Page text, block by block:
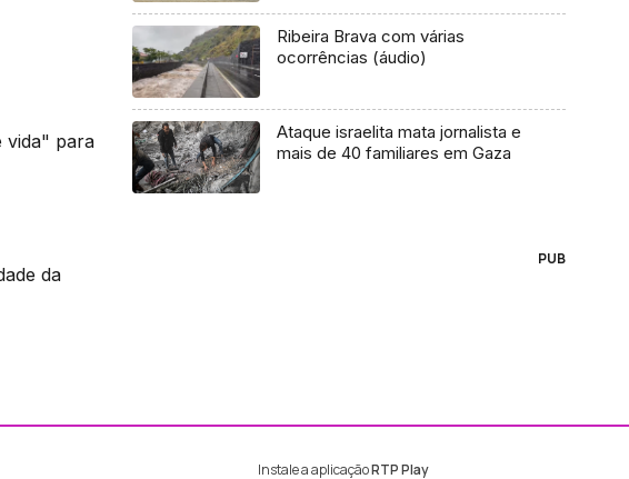
vida" para
da
Ribeira Brava com várias
ocorrências (áudio)
Ataque israelita mata jornalista e
mais de 40 familiares em Gaza
PUB
Instale a aplicaçãoRTP Play